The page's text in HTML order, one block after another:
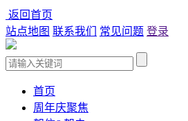
返回首页
站点地图 联系我们 常见问题 登录
首页
周年庆聚焦